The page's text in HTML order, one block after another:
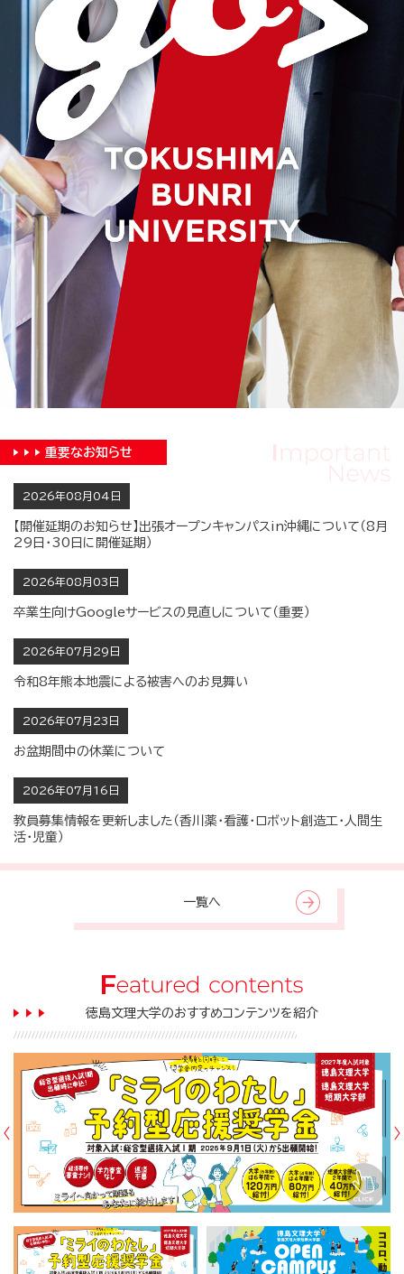
重要なお知らせ
2026年08月04日
【開催延期のお知らせ】出張オープンキャンパスin沖縄について（8月
29日・30日に開催延期）
2026年08月03日
卒業生向けGoogleサービスの見直しについて（重要）
2026年07月29日
令和8年熊本地震による被害へのお見舞い
2026年07月23日
お盆期間中の休業について
2026年07月16日
教員募集情報を更新しました（香川薬・看護・ロボット創造工・人間生
活・児童）
一覧へ
徳島文理大学のおすすめコンテンツを紹介